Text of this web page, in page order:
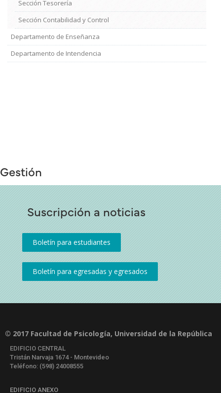
Sección Tesorería
Sección Contabilidad y Control
Departamento de Enseñanza
Departamento de Intendencia
Gestión
Suscripción a noticias
© 2017 Facultad de Psicología, Universidad de la República
EDIFICIO CENTRAL
Tristán Narvaja 1674 - Montevideo
Teléfono: (598) 24008555
EDIFICIO ANEXO